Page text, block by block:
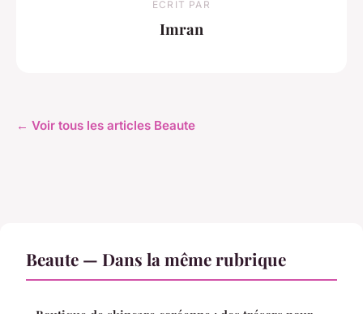
ECRIT PAR
Imran
← Voir tous les articles Beaute
Beaute — Dans la même rubrique